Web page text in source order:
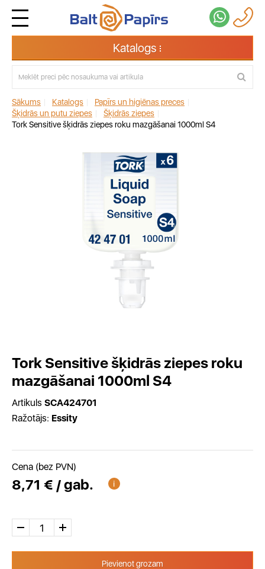
Katalogs
Sākums Katalogs Papīrs un higiēnas preces
Šķidrās un putu ziepes
Šķidrās ziepes
Tork Sensitive šķidrās ziepes roku mazgāšanai 1000ml S4
Tork Sensitive šķidrās ziepes roku
mazgāšanai 1000ml S4
Artikuls SCA424701
Ražotājs: Essity
Cena (bez PVN)
8,71 € / gab.
Pievienot grozam